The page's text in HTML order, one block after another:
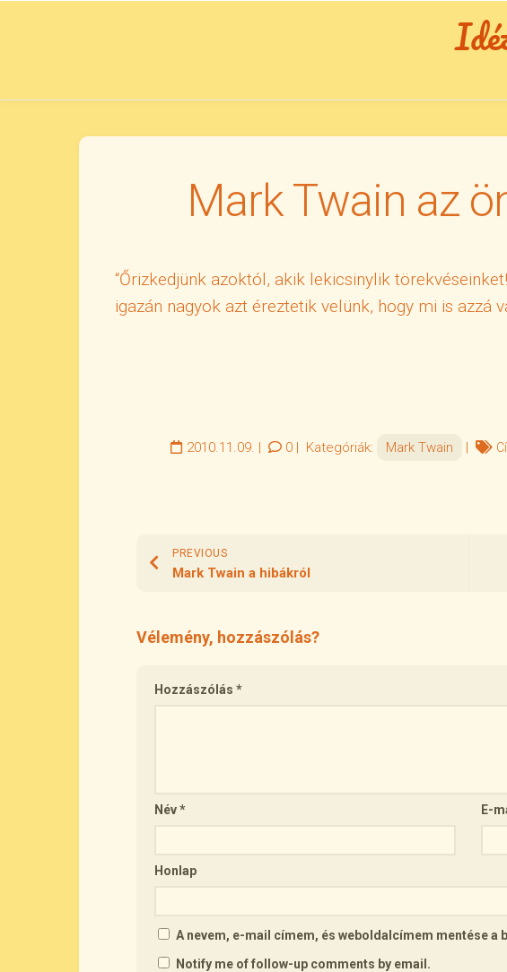
Mark Twain az
“Őrizkedjünk azoktól, akik lekicsinylik
igazán nagyok azt éreztetik velünk, hogy mi is azzá
2010.11.09. | 0| Kategóriák: Mark Twain |
PREVIOUS
Mark Twain a hibákról
Vélemény, hozzászólás?
Hozzászólás *
Név* E-
Honlap
A nevem, e-mail címem, és weboldalcímem mentése
Notify me of follow-up comments by email.